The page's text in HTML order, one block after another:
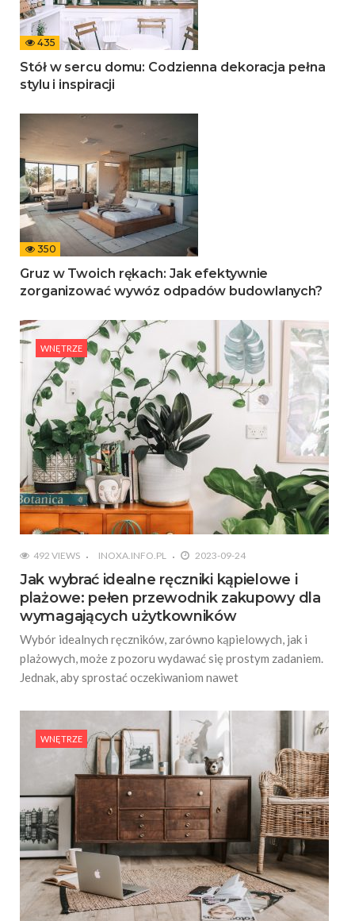
435
Stół w sercu domu: Codzienna dekoracja pełna
stylu i inspiracji
350
Gruz w Twoich rękach: Jak efektywnie
zorganizować wywóz odpadów budowlanych?
WNĘTRZE
492 VIEWS INOXA.INFO.PL 2023-09-24
Jak wybrać idealne ręczniki kąpielowe i
plażowe: pełen przewodnik zakupowy dla
wymagających użytkowników
Wybór idealnych ręczników, zarówno kąpielowych, jak i
plażowych, może z pozoru wydawać się prostym zadaniem.
Jednak, aby sprostać oczekiwaniom nawet
WNĘTRZE